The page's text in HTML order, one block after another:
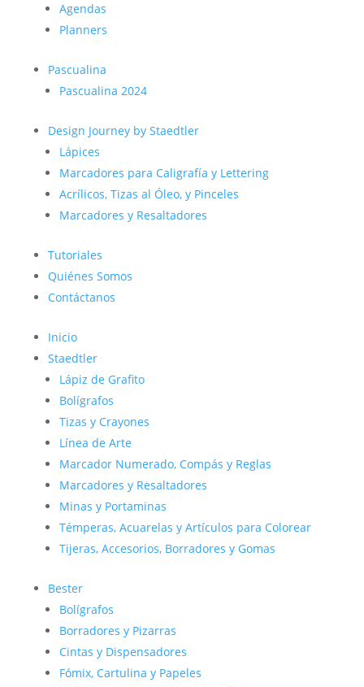
Agendas
Planners
Pascualina
Pascualina 2024
Design Journey by Staedtler
Lápices
Marcadores para Caligrafía y Lettering
Acrílicos, Tizas al Óleo, y Pinceles
Marcadores y Resaltadores
Tutoriales
Quiénes Somos
Contáctanos
Inicio
Staedtler
Lápiz de Grafito
Bolígrafos
Tizas y Crayones
Línea de Arte
Marcador Numerado, Compás y Reglas
Marcadores y Resaltadores
Minas y Portaminas
Témperas, Acuarelas y Artículos para Colorear
Tijeras, Accesorios, Borradores y Gomas
Bester
Bolígrafos
Borradores y Pizarras
Cintas y Dispensadores
Fómix, Cartulina y Papeles